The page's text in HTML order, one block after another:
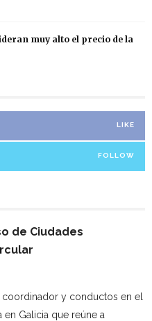
muy alto el precio de la
LIKE
FOLLOW
de Ciudades
y conductos en el
Galicia que reúne a